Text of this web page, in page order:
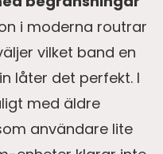
i moderna routrar
vilket band en
låter det perfekt. I
med äldre
användare lite